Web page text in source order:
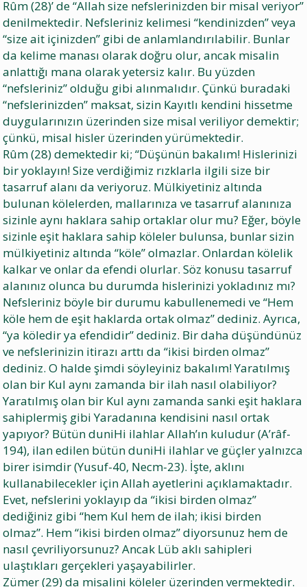
Rûm (28)’ de “Allah size nefslerinizden bir misal veriyor”
denilmektedir. Nefsleriniz kelimesi “kendinizden” veya
“size ait içinizden” gibi de anlamlandırılabilir. Bunlar
da kelime manası olarak doğru olur, ancak misalin
anlattığı mana olarak yetersiz kalır. Bu yüzden
“nefsleriniz” olduğu gibi alınmalıdır. Çünkü buradaki
“nefslerinizden” maksat, sizin Kayıtlı kendini hissetme
duygularınızın üzerinden size misal veriliyor demektir;
çünkü, misal hisler üzerinden yürümektedir.
Rûm (28) demektedir ki; “Düşünün bakalım! Hislerinizi
bir yoklayın! Size verdiğimiz rızklarla ilgili size bir
tasarruf alanı da veriyoruz. Mülkiyetiniz altında
bulunan kölelerden, mallarınıza ve tasarruf alanınıza
sizinle aynı haklara sahip ortaklar olur mu? Eğer, böyle
sizinle eşit haklara sahip köleler bulunsa, bunlar sizin
mülkiyetiniz altında “köle” olmazlar. Onlardan kölelik
kalkar ve onlar da efendi olurlar. Söz konusu tasarruf
alanınız olunca bu durumda hislerinizi yokladınız mı?
Nefsleriniz böyle bir durumu kabullenemedi ve “Hem
köle hem de eşit haklarda ortak olmaz” dediniz. Ayrıca,
“ya köledir ya efendidir” dediniz. Bir daha düşündünüz
ve nefslerinizin itirazı arttı da “ikisi birden olmaz”
dediniz. O halde şimdi söyleyiniz bakalım! Yaratılmış
olan bir Kul aynı zamanda bir ilah nasıl olabiliyor?
Yaratılmış olan bir Kul aynı zamanda sanki eşit haklara
sahiplermiş gibi Yaradanına kendisini nasıl ortak
yapıyor? Bütün duniHi ilahlar Allah’ın kuludur (A’râf-
194), ilan edilen bütün duniHi ilahlar ve güçler yalnızca
birer isimdir (Yusuf-40, Necm-23). İşte, aklını
kullanabilecekler için Allah ayetlerini açıklamaktadır.
Evet, nefslerini yoklayıp da “ikisi birden olmaz”
dediğiniz gibi “hem Kul hem de ilah; ikisi birden
olmaz”. Hem “ikisi birden olmaz” diyorsunuz hem de
nasıl çevriliyorsunuz? Ancak Lüb aklı sahipleri
ulaştıkları gerçekleri yaşayabilirler.
Zümer (29) da misalini köleler üzerinden vermektedir.